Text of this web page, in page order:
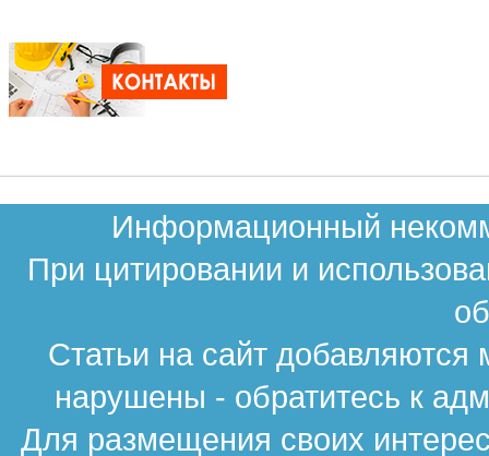
Информационный
При цитировании и
Статьи на сайт
нарушены - обратитесь к
Для размещения своих